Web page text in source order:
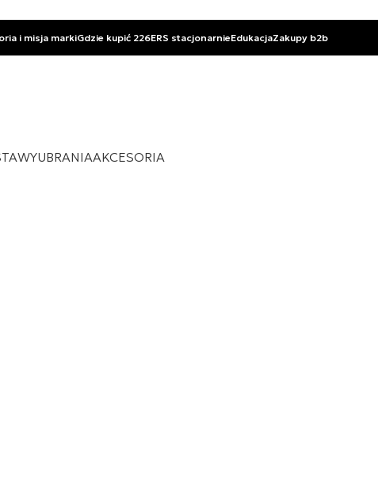
i misja markiGdzie kupić 226ERS stacjonarnieEdukacjaZakupy b2b
UBRANIAAKCESORIA